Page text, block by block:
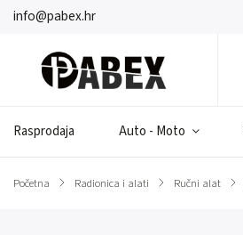
info@pabex.hr
Rasprodaja Auto - Moto
Početna / Radionica i alati / Ručni alat /